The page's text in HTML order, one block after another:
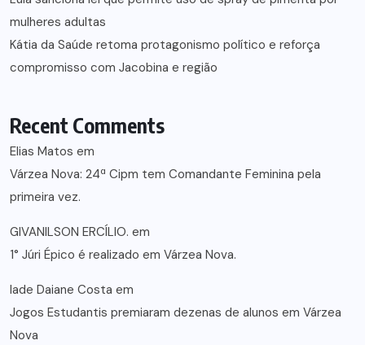
mulheres adultas
Kátia da Saúde retoma protagonismo político e reforça
compromisso com Jacobina e região
Recent Comments
Elias Matos em
Várzea Nova: 24ª Cipm tem Comandante Feminina pela
primeira vez.
GIVANILSON ERCÍLIO. em
1° Júri Épico é realizado em Várzea Nova.
lade Daiane Costa em
Jogos Estudantis premiaram dezenas de alunos em Várzea
Nova